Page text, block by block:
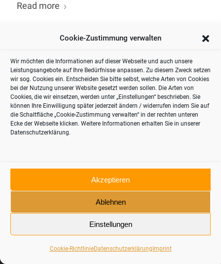
Cookie-Zustimmung verwalten
Wir möchten die Informationen auf dieser Webseite und auch unsere
Leistungsangebote auf Ihre Bedürfnisse anpassen. Zu diesem Zweck setzen
wir sog. Cookies ein. Entscheiden Sie bitte selbst, welche Arten von Cookies
bei der Nutzung unserer Website gesetzt werden sollen. Die Arten von
Cookies, die wir einsetzen, werden unter „Einstellungen“ beschrieben. Sie
können Ihre Einwilligung später jederzeit ändern / widerrufen indem Sie auf
die Schaltfläche „Cookie-Zustimmung verwalten“ in der rechten unteren
Ecke der Webseite klicken. Weitere Informationen erhalten Sie in unserer
Datenschutzerklärung.
Akzeptieren
Ablehnen
Einstellungen
Cookie-RichtlinieDatenschutzerklärung Imprint
Read more
OCTOBER 21, 2021
© 2024 thinkRetail Consulting
Contact
Imprint